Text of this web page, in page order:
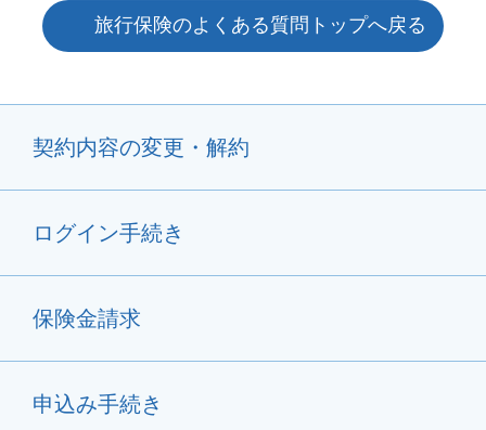
旅行保険のよくある質問トップへ戻る
契約内容の変更・解約
ログイン手続き
保険金請求
申込み手続き